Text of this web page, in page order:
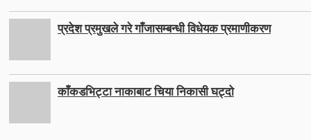
प्रदेश प्रमुखले गरे गाँजासम्बन्धी विधेयक प्रमाणीकरण
काँकडभिट्टा नाकाबाट चिया निकासी घट्दो